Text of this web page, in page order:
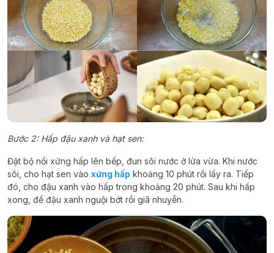
Bước 2: Hấp đậu xanh và hạt sen:
Đặt bộ nồi xửng hấp lên bếp, đun sôi nước ở lửa vừa. Khi nước
sôi, cho hạt sen vào xửng hấp khoảng 10 phút rồi lấy ra. Tiếp
đó, cho đậu xanh vào hấp trong khoảng 20 phút. Sau khi hấp
xong, để đậu xanh nguội bớt rồi giã nhuyễn.